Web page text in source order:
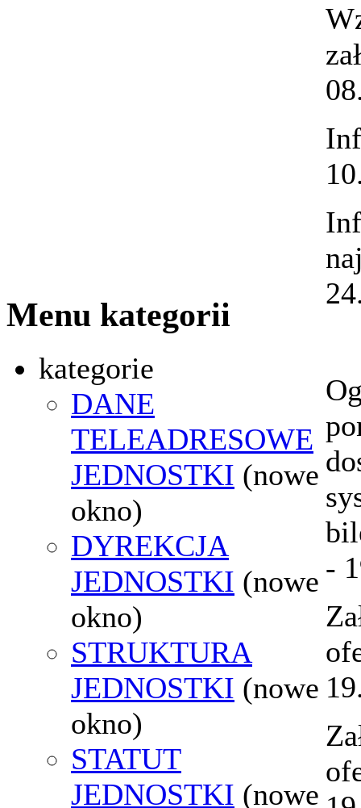
Menu kategorii
kategorie
DANE
TELEADRESOWE
JEDNOSTKI (nowe
okno)
DYREKCJA
JEDNOSTKI (nowe
okno)
STRUKTURA
JEDNOSTKI (nowe
okno)
STATUT
JEDNOSTKI (nowe
-